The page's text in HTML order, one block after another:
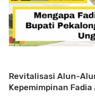
Revitalisasi Alun-
Kepemimpinan